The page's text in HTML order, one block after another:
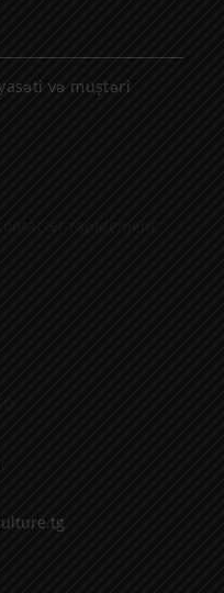
və müştəri